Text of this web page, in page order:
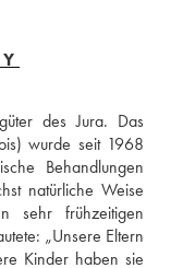
des Jura. Das
wurde seit 1968
Behandlungen
natürliche Weise
sehr frühzeitigen
„Unsere Eltern
Kinder haben sie